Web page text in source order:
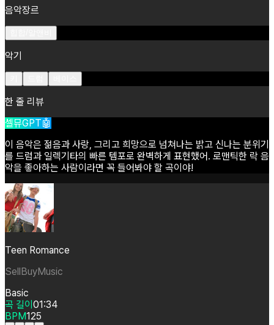
음악장르
악기
한 줄 리뷰
셀뮤GPT🤖
이 음악은 젊음과 사랑, 그리고 희망으로 넘쳐나는 밝고 신나는 분위기
를 드럼과 일렉기타의 빠른 템포로 완벽하게 표현했어. 로맨틱한 락 음
악을 좋아하는 사람이라면 꼭 들어봐야 할 곡이야!
Teen Romance
SellBuyMusic
Basic
곡 길이 01:34
BPM125